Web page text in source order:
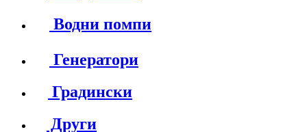
Водни помпи
Генератори
Градински
Други